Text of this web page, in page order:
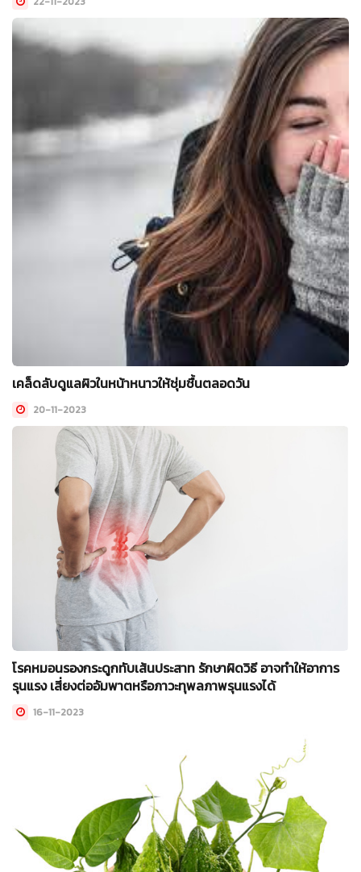
เคล็ดลับดูแลผิวในหน้าหนาวให้ชุ่มชื้นตลอดวัน
20-11-2023
โรคหมอนรองกระดูกทับเส้นประสาท รักษาผิดวิธี อาจทำให้อาการ
รุนแรง เสี่ยงต่ออัมพาตหรือภาวะทุพลภาพรุนแรงได้
16-11-2023